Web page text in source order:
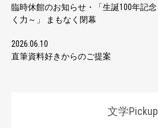
臨時休館のお知らせ・「生誕100年記
く力～」 まもなく閉幕
2026.06.10
直筆資料好きからのご提案
文学Pickup